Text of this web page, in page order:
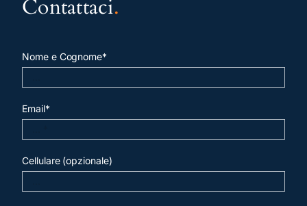
Contattaci.
Nome e Cognome*
Email*
Cellulare (opzionale)